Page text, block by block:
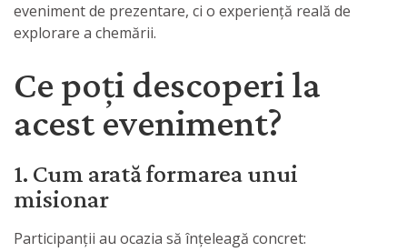
eveniment de prezentare, ci o experiență reală de
explorare a chemării.
Ce poți descoperi la
acest eveniment?
1. Cum arată formarea unui
misionar
Participanții au ocazia să înțeleagă concret: